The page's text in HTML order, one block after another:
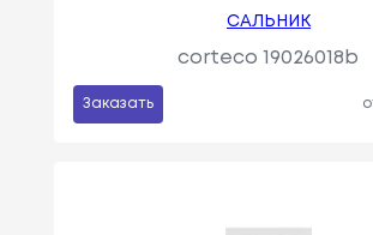
САЛЬНИК
corteco 19026018b
Заказать